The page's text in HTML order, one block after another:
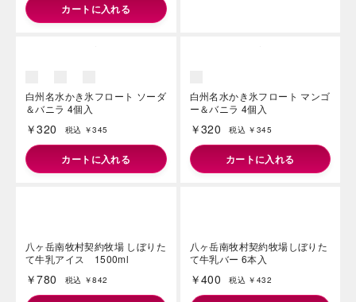
カートに入れる
＆バニラ 4個入
￥320
ー＆バニラ 4個入
￥320